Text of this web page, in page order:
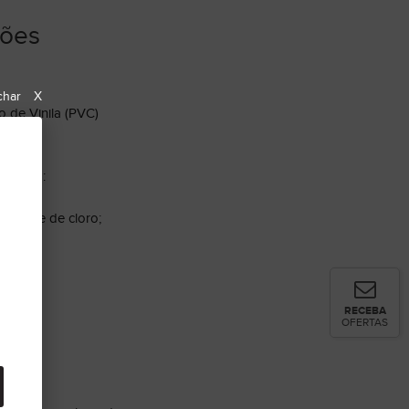
de Vinila (PVC)
a base de cloro;
X
RECEBA
OFERTAS